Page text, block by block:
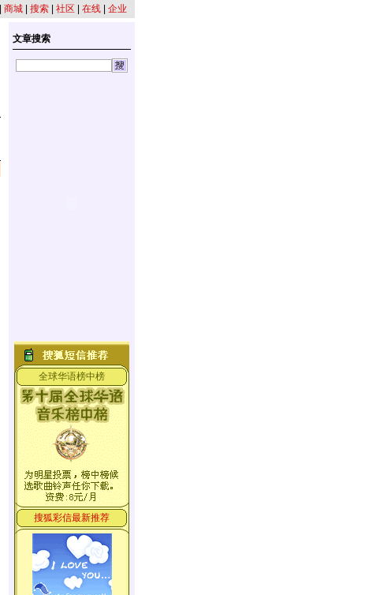
商城 搜索 社区 在线 企业
文章搜索
全球华语榜中榜
搜狐彩信最新推荐